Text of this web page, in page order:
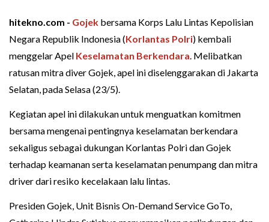
hitekno.com - Gojek bersama Korps Lalu Lintas Kepolisian
Negara Republik Indonesia (Korlantas Polri) kembali
menggelar Apel Keselamatan Berkendara. Melibatkan
ratusan mitra diver Gojek, apel ini diselenggarakan di Jakarta
Selatan, pada Selasa (23/5).
Kegiatan apel ini dilakukan untuk menguatkan komitmen
bersama mengenai pentingnya keselamatan berkendara
sekaligus sebagai dukungan Korlantas Polri dan Gojek
terhadap keamanan serta keselamatan penumpang dan mitra
driver dari resiko kecelakaan lalu lintas.
Presiden Gojek, Unit Bisnis On-Demand Service GoTo,